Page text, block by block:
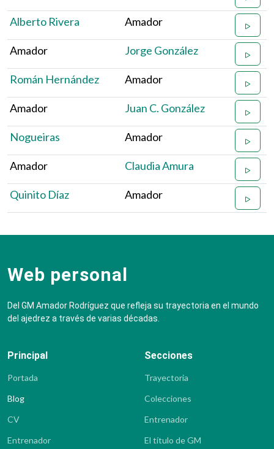
Alberto Rivera Amador
Amador Jorge González
Román Hernández Amador
Amador Juan C. González
Nogueiras Amador
Amador Claudia Amura
Quinito Díaz Amador
Web personal
Del GM Amador Rodríguez que refleja su trayectoria en el mundo
del ajedrez a través de varias décadas.
Principal
Portada
Blog
CV
Entrenador
Secciones
Trayectoria
Colecciones
Entrenador
El título de GM